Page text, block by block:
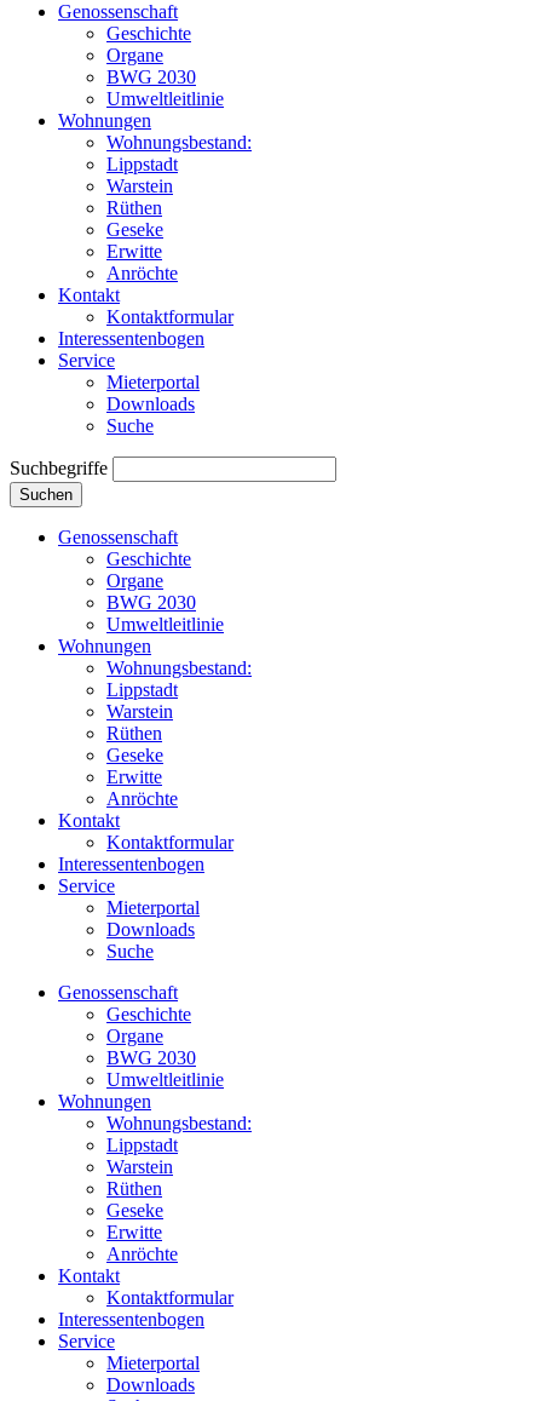
Genossenschaft
Geschichte
Organe
BWG 2030
Umweltleitlinie
Wohnungen
Wohnungsbestand:
Lippstadt
Warstein
Rüthen
Geseke
Erwitte
Anröchte
Kontakt
Kontaktformular
Interessentenbogen
Service
Mieterportal
Downloads
Suche
Suchbegriffe
Suchen
Genossenschaft
Geschichte
Organe
BWG 2030
Umweltleitlinie
Wohnungen
Wohnungsbestand:
Lippstadt
Warstein
Rüthen
Geseke
Erwitte
Anröchte
Kontakt
Kontaktformular
Interessentenbogen
Service
Mieterportal
Downloads
Suche
Genossenschaft
Geschichte
Organe
BWG 2030
Umweltleitlinie
Wohnungen
Wohnungsbestand:
Lippstadt
Warstein
Rüthen
Geseke
Erwitte
Anröchte
Kontakt
Kontaktformular
Interessentenbogen
Service
Mieterportal
Downloads